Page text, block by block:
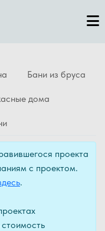
Бани из бруса
дома
проекта
с проектом.
.